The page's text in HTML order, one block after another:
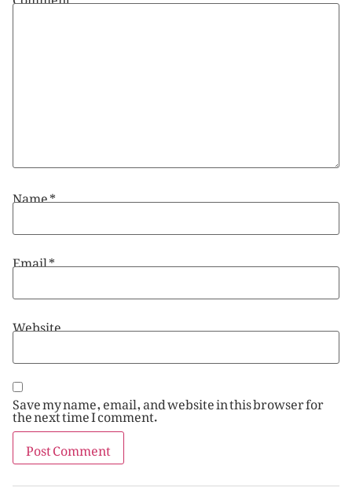
Name*
Email*
Website
Save my name, email, and website in this browser for
the next time I comment.